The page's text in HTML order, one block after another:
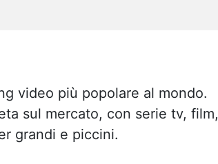
video più popolare al mondo.
sul mercato, con serie tv, film,
grandi e piccini.